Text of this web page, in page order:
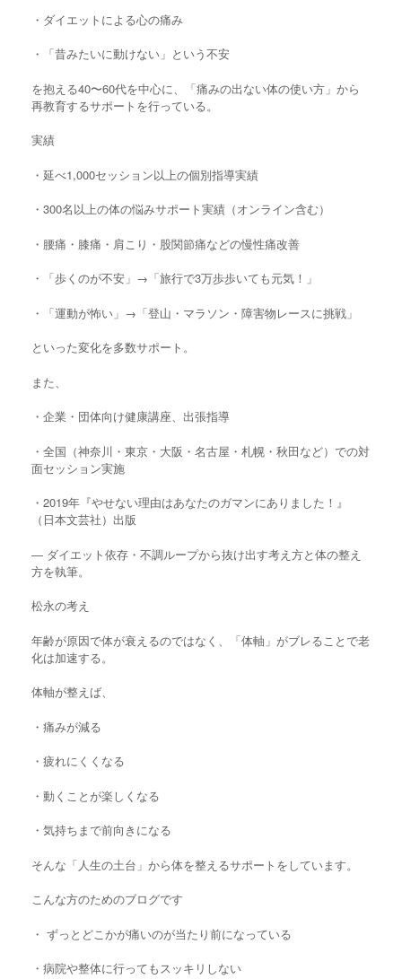
・ダイエットによる心の痛み
・「昔みたいに動けない」という不安
を抱える40〜60代を中心に、「痛みの出ない体の使い方」から
再教育するサポートを行っている。
実績
・延べ1,000セッション以上の個別指導実績
・300名以上の体の悩みサポート実績（オンライン含む）
・腰痛・膝痛・肩こり・股関節痛などの慢性痛改善
・「歩くのが不安」→「旅行で3万歩歩いても元気！」
・「運動が怖い」→「登山・マラソン・障害物レースに挑戦」
といった変化を多数サポート。
また、
・企業・団体向け健康講座、出張指導
・全国（神奈川・東京・大阪・名古屋・札幌・秋田など）での対
面セッション実施
・2019年『やせない理由はあなたのガマンにありました！』
（日本文芸社）出版
― ダイエット依存・不調ループから抜け出す考え方と体の整え
方を執筆。
松永の考え
年齢が原因で体が衰えるのではなく、「体軸」がブレることで老
化は加速する。
体軸が整えば、
・痛みが減る
・疲れにくくなる
・動くことが楽しくなる
・気持ちまで前向きになる
そんな「人生の土台」から体を整えるサポートをしています。
こんな方のためのブログです
・ ずっとどこかが痛いのが当たり前になっている
・ 病院や整体に行ってもスッキリしない